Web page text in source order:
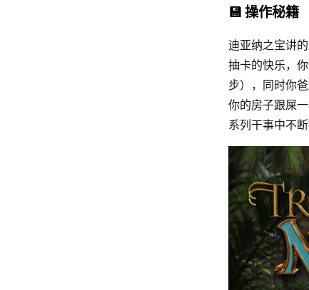
💾 操作秘籍
迪亚纳之宝讲
抽卡的快乐，
步），同时你
你的房子跟屎
系列干事中不